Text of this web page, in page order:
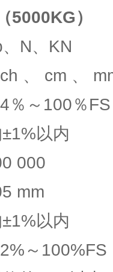
5000KG）
N、KN
、 cm 、
％～100％FS
以内
000
mm
以内
～100%FS